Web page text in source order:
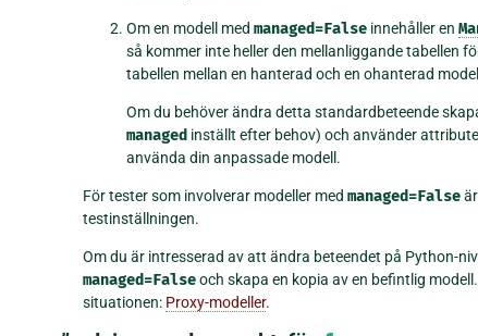
Om en modell med managed=Falseinnehåller en
så kommer inte heller den mellanliggande tabellen
tabellen mellan en hanterad och en ohanterad modell
Om du behöver ändra detta standardbeteende
managed inställt efter behov) och använder
använda din anpassade modell.
För tester som involverar modeller med managed=Falseär
testinställningen.
Om du är intresserad av att ändra beteendet på Python-
managed=Falseoch skapa en kopia av en befintlig
situationen: Proxy-modeller.